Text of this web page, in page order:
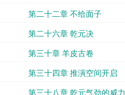
第二十二章 不给面子
第二十六章 乾元决
第三十章 羊皮古卷
第三十四章 推演空间开启
第三十八章 乾元气劲的威力